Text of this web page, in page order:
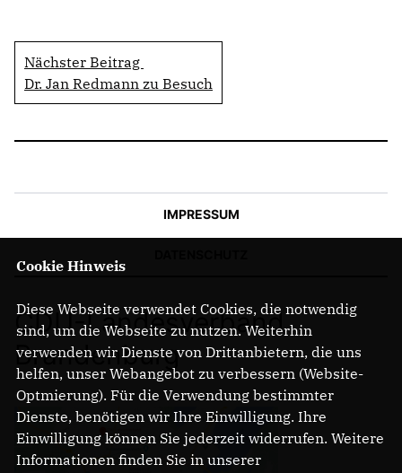
Nächster Beitrag
Dr. Jan Redmann zu Besuch
IMPRESSUM
CDU-Landesverband
Brandenburg
Cookie Hinweis
Diese Webseite verwendet Cookies, die notwendig
sind, um die Webseite zu nutzen. Weiterhin
verwenden wir Dienste von Drittanbietern, die uns
helfen, unser Webangebot zu verbessern (Website-
Optmierung). Für die Verwendung bestimmter
Dienste, benötigen wir Ihre Einwilligung. Ihre
Einwilligung können Sie jederzeit widerrufen. Weitere
Informationen finden Sie in unserer